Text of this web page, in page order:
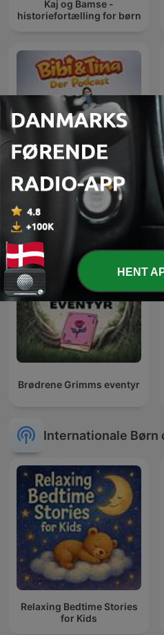
Kaj og Bamse -
historiefortælling for børn
Bibi & Tina: Ein Blick hinter
die Kulissen
Brødrene Grimms eventyr
Internationale Børn
Relaxing Bedtime Stories
for Kids
HENT